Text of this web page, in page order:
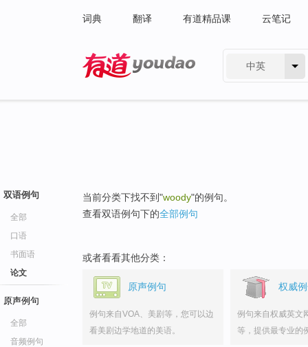
词典 翻译 有道精品课 云笔记
中英
双语例句
全部
口语
书面语
论文
原声例句
全部
音频例句
当前分类下找不到"woody"的例句。
查看双语例句下的全部例句
或者看看其他分类：
原声例句
例句来自VOA、美剧等，您可以边
看美剧边学地道的美语。
权威
例句来自权威英文
等，提供最专业的